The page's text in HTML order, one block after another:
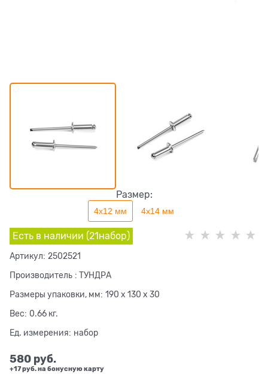
Размер:
4х12 мм 4х14 мм
Есть в наличии (21набор)
Артикул: 2502521
Производитель : ТУНДРА
Размеры упаковки, мм: 190 x 130 x 30
Вес: 0.66 кг.
Ед. измерения: набор
580 руб.
+17 руб. на бонусную карту